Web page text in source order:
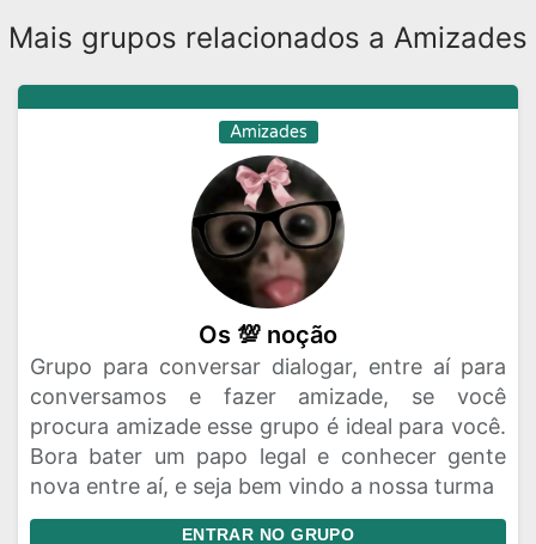
Mais grupos relacionados a Amizades
Amizades
Os 💯 noção
Grupo para conversar dialogar, entre aí para
conversamos e fazer amizade, se você
procura amizade esse grupo é ideal para você.
Bora bater um papo legal e conhecer gente
nova entre aí, e seja bem vindo a nossa turma
ENTRAR NO GRUPO